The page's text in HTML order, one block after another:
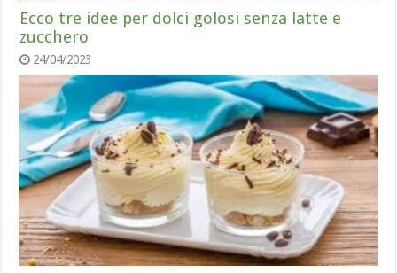
Ecco tre idee per dolci golosi senza latte e
zucchero
24/04/2023